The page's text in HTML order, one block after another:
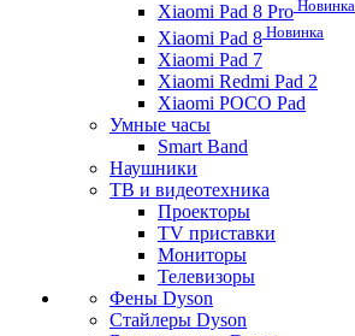
Xiaomi Pad 8 Pro Новинка
Xiaomi Pad 8 Новинка
Xiaomi Pad 7
Xiaomi Redmi Pad 2
Xiaomi POCO Pad
Умные часы
Smart Band
Наушники
ТВ и видеотехника
Проекторы
TV приставки
Мониторы
Телевизоры
Фены Dyson
Стайлеры Dyson